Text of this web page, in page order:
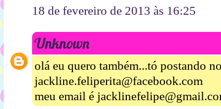
18 de fevereiro de 2013 às 16:25
Unknown
olá eu quero também...tó postando
jackline.feliperita@facebook.com
meu email é